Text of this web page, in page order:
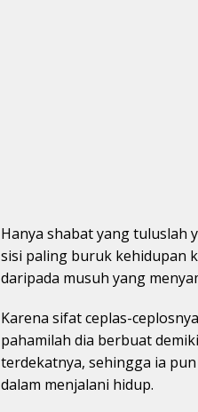
Hanya shabat yang tuluslah
sisi paling buruk kehidupan
daripada musuh yang
Karena sifat ceplas-
pahamilah dia berbuat
terdekatnya, sehingga ia
dalam menjalani hidup.